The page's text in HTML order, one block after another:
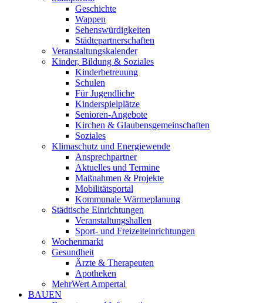
Geschichte
Wappen
Sehenswürdigkeiten
Städtepartnerschaften
Veranstaltungskalender
Kinder, Bildung & Soziales
Kinderbetreuung
Schulen
Für Jugendliche
Kinderspielplätze
Senioren-Angebote
Kirchen & Glaubensgemeinschaften
Soziales
Klimaschutz und Energiewende
Ansprechpartner
Aktuelles und Termine
Maßnahmen & Projekte
Mobilitätsportal
Kommunale Wärmeplanung
Städtische Einrichtungen
Veranstaltungshallen
Sport- und Freizeiteinrichtungen
Wochenmarkt
Gesundheit
Ärzte & Therapeuten
Apotheken
MehrWert Ampertal
BAUEN